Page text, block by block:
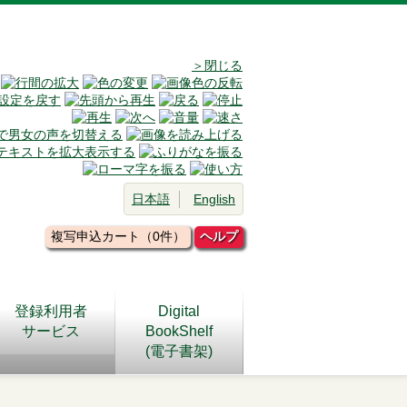
＞閉じる
日本語 English
複写申込カート（0件） ヘルプ
登録利用者
サービス
Digital
BookShelf
(電子書架)